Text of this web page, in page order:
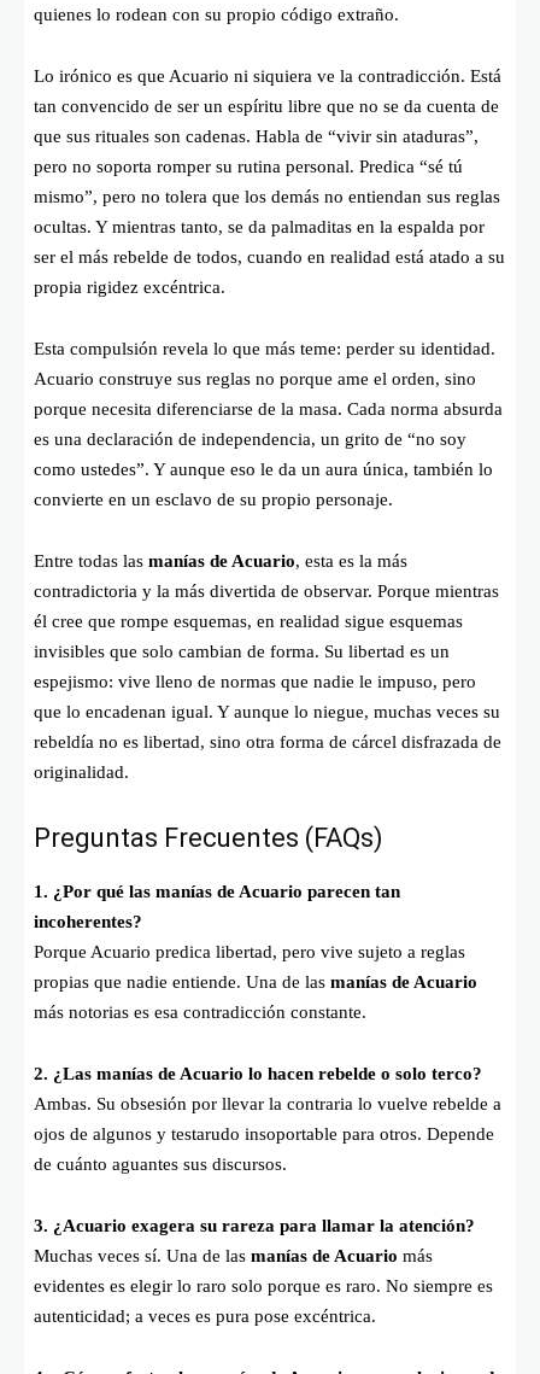
quienes lo rodean con su propio código extraño.
Lo irónico es que Acuario ni siquiera ve la contradicción. Está
tan convencido de ser un espíritu libre que no se da cuenta de
que sus rituales son cadenas. Habla de “vivir sin ataduras”,
pero no soporta romper su rutina personal. Predica “sé tú
mismo”, pero no tolera que los demás no entiendan sus reglas
ocultas. Y mientras tanto, se da palmaditas en la espalda por
ser el más rebelde de todos, cuando en realidad está atado a su
propia rigidez excéntrica.
Esta compulsión revela lo que más teme: perder su identidad.
Acuario construye sus reglas no porque ame el orden, sino
porque necesita diferenciarse de la masa. Cada norma absurda
es una declaración de independencia, un grito de “no soy
como ustedes”. Y aunque eso le da un aura única, también lo
convierte en un esclavo de su propio personaje.
Entre todas las manías de Acuario, esta es la más
contradictoria y la más divertida de observar. Porque mientras
él cree que rompe esquemas, en realidad sigue esquemas
invisibles que solo cambian de forma. Su libertad es un
espejismo: vive lleno de normas que nadie le impuso, pero
que lo encadenan igual. Y aunque lo niegue, muchas veces su
rebeldía no es libertad, sino otra forma de cárcel disfrazada de
originalidad.
Preguntas Frecuentes (FAQs)
1. ¿Por qué las manías de Acuario parecen tan
incoherentes?
Porque Acuario predica libertad, pero vive sujeto a reglas
propias que nadie entiende. Una de las manías de Acuario
más notorias es esa contradicción constante.
2. ¿Las manías de Acuario lo hacen rebelde o solo terco?
Ambas. Su obsesión por llevar la contraria lo vuelve rebelde a
ojos de algunos y testarudo insoportable para otros. Depende
de cuánto aguantes sus discursos.
3. ¿Acuario exagera su rareza para llamar la atención?
Muchas veces sí. Una de las manías de Acuario más
evidentes es elegir lo raro solo porque es raro. No siempre es
autenticidad; a veces es pura pose excéntrica.